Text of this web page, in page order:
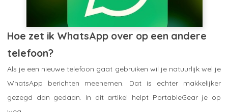
Hoe zet ik WhatsApp over op een andere
telefoon?
Als je een nieuwe telefoon gaat gebruiken wil je natuurlijk wel je
WhatsApp berichten meenemen. Dat is echter makkelijker
gezegd dan gedaan. In dit artikel helpt PortableGear je op